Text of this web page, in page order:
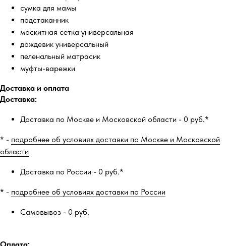
сумка для мамы
подстаканник
москитная сетка универсальная
дождевик универсальный
пеленальный матрасик
муфты-варежки
Доставка и оплата
Доставка:
Доставка по Москве и Московской области - 0 руб.*
* - подробнее об условиях доставки по Москве и Московской
области
Доставка по России - 0 руб.*
* - подробнее об условиях доставки по России
Самовывоз - 0 руб.